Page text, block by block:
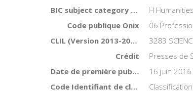
BIC subject category (UK)
H Humanities
Code publique Onix
06
CLIL (Version 2013-2019 )
3283
Crédit
Presses de
Date de première publication du titre
16 juin 2016
Code Identifiant de classement sujet